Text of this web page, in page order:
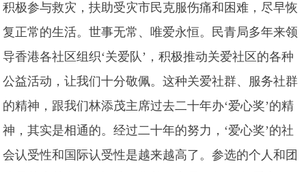
积极参与救灾，扶助受灾市民克服伤痛和困难，尽早恢
复正常的生活。世事无常、唯爱永恒。民青局多年来领
导香港各社区组织‘关爱队’，积极推动关爱社区的各种
公益活动，让我们十分敬佩。这种关爱社群、服务社群
的精神，跟我们林添茂主席过去二十年办‘爱心奖’的精
神，其实是相通的。经过二十年的努力，‘爱心奖’的社
会认受性和国际认受性是越来越高了。参选的个人和团